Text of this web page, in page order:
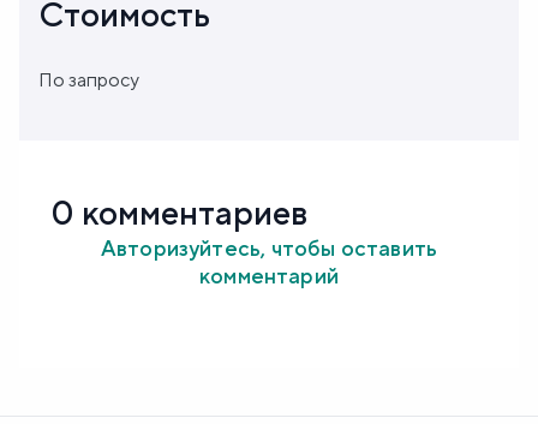
Стоимость
По запросу
0 комментариев
Авторизуйтесь, чтобы оставить
комментарий